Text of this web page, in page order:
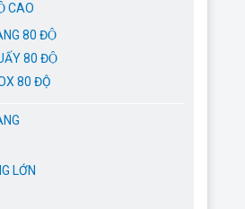
CAO
80 ĐỘ
80 ĐỘ
80 ĐỘ
LỚN